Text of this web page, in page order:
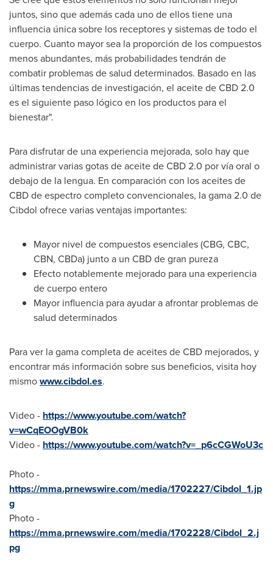
juntos, sino que además cada uno de ellos tiene una
influencia única sobre los receptores y sistemas de todo el
cuerpo. Cuanto mayor sea la proporción de los compuestos
menos abundantes, más probabilidades tendrán de
combatir problemas de salud determinados. Basado en las
últimas tendencias de investigación, el aceite de CBD 2.0
es el siguiente paso lógico en los productos para el
bienestar".
Para disfrutar de una experiencia mejorada, solo hay que
administrar varias gotas de aceite de CBD 2.0 por vía oral o
debajo de la lengua. En comparación con los aceites de
CBD de espectro completo convencionales, la gama 2.0 de
Cibdol ofrece varias ventajas importantes:
Mayor nivel de compuestos esenciales (CBG, CBC,
CBN, CBDa) junto a un CBD de gran pureza
Efecto notablemente mejorado para una experiencia
de cuerpo entero
Mayor influencia para ayudar a afrontar problemas de
salud determinados
Para ver la gama completa de aceites de CBD mejorados, y
encontrar más información sobre sus beneficios, visita hoy
mismowww.cibdol.es.
Video - https://www.youtube.com/watch?
v=wCqEOOgVB0k
Video - https://www.youtube.com/watch?v=_p6cCGWoU3c
Photo -
https://mma.prnewswire.com/media/1702227/Cibdol_1.jp
g
Photo -
https://mma.prnewswire.com/media/1702228/Cibdol_2.j
pg